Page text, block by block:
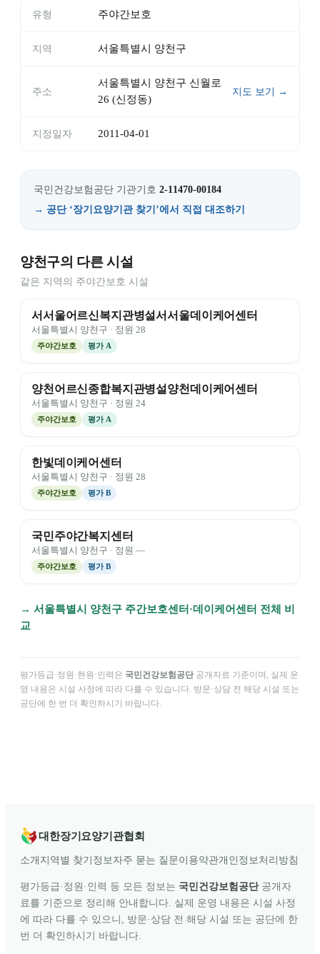
유형 주야간보호
지역 서울특별시 양천구
주소
서울특별시 양천구 신월로
26 (신정동)
지도 보기 →
지정일자 2011-04-01
국민건강보험공단 기관기호 2-11470-00184
→ 공단 ‘장기요양기관 찾기’에서 직접 대조하기
양천구의 다른 시설
같은 지역의 주야간보호 시설
서서울어르신복지관병설서서울데이케어센터
서울특별시 양천구 · 정원 28
주야간보호 평가 A
양천어르신종합복지관병설양천데이케어센터
서울특별시 양천구 · 정원 24
주야간보호 평가 A
한빛데이케어센터
서울특별시 양천구 · 정원 28
주야간보호 평가B
국민주야간복지센터
서울특별시 양천구 · 정원 —
주야간보호 평가B
→ 서울특별시 양천구 주간보호센터·데이케어센터 전체 비
교
평가등급·정원·현원·인력은 국민건강보험공단 공개자료 기준이며, 실제 운
영 내용은 시설 사정에 따라 다를 수 있습니다. 방문·상담 전 해당 시설 또는
공단에 한 번 더 확인하시기 바랍니다.
대한장기요양기관협회
소개 지역별 찾기 정보자주 묻는 질문이용약관개인정보처리방침
평가등급·정원·인력 등 모든 정보는 국민건강보험공단공개자
료를 기준으로 정리해 안내합니다. 실제 운영 내용은 시설 사정
에 따라 다를 수 있으니, 방문·상담 전 해당 시설 또는 공단에 한
번 더 확인하시기 바랍니다.